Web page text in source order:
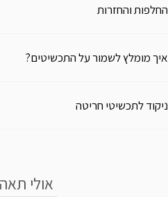
החלפות והחזרות
איך מומלץ לשמור על התכשיטים?
ניקוד לתכשיטי חריטה
אולי